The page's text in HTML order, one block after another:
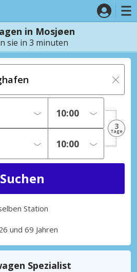
in Mosjøen
sie in 3 minuten
3
Tage
Station
und 69 Jahren
Spezialist